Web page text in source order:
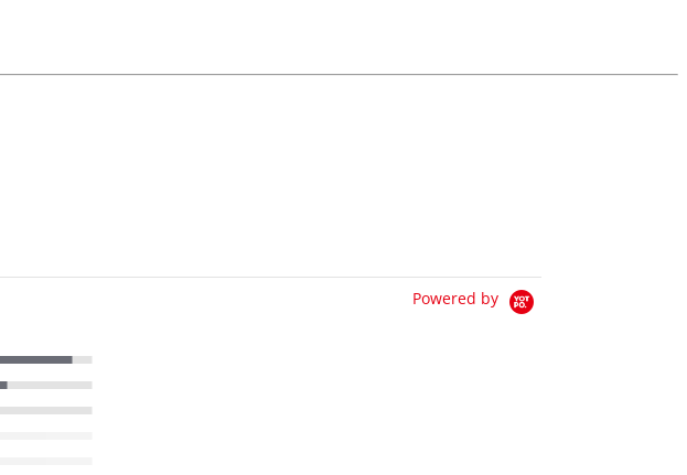
Powered by